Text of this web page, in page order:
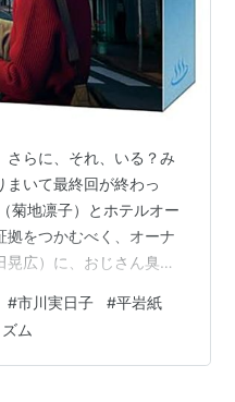
トーリー＆インタビュ
ギュラー出演
ーナーインタビュー
」出演
布院殺人事件」出演
実を追う男」出演
第7話出演
出演
さらに、それ、いる？み
まいて最終回が終わっ
菊地凛子）とホテルオー
拠をつかむべく、オーナ
広）に、おじさん臭い
。そのせんべいの顛末
、最終回、地味に、で
発揮していた。ｗｗ それ
#市川実日子 #平岩紙
ム